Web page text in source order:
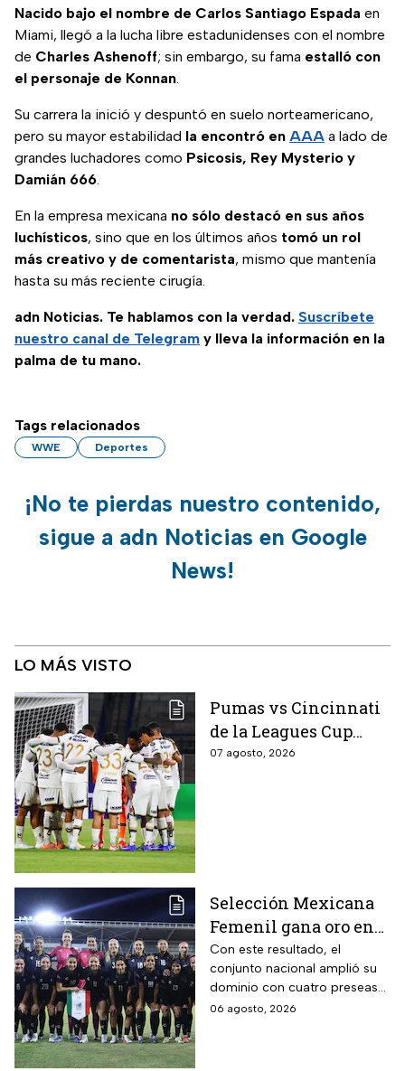
Nacido bajo el nombre de Carlos Santiago Espada en
Miami, llegó a la lucha libre estadunidenses con el nombre
de Charles Ashenoff; sin embargo, su fama estalló con
el personaje de Konnan.
Su carrera la inició y despuntó en suelo norteamericano,
pero su mayor estabilidad la encontró en AAA a lado de
grandes luchadores como Psicosis, Rey Mysterio y
Damián 666.
En la empresa mexicana no sólo destacó en sus años
luchísticos, sino que en los últimos años tomó un rol
más creativo y de comentarista, mismo que mantenía
hasta su más reciente cirugía.
adn Noticias. Te hablamos con la verdad. Suscríbete
nuestro canal de Telegram y lleva la información en la
palma de tu mano.
Tags relacionados
WWE Deportes
¡No te pierdas nuestro contenido,
sigue a adn Noticias en Google
News!
LO MÁS VISTO
Pumas vs Cincinnati
de la Leagues Cup
2026 es pospuesto
07 agosto, 2026
Selección Mexicana
Femenil gana oro en
Juegos
Centroamericanos; el
camino de México a la
gloria
Con este resultado, el
conjunto nacional amplió su
dominio con cuatro preseas
doradas de forma
06 agosto, 2026